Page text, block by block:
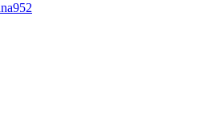
952